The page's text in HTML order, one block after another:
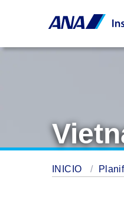
INICIO